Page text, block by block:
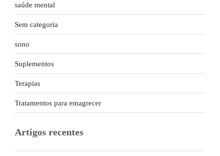
saúde mental
Sem categoria
sono
Suplementos
Terapias
Tratamentos para emagrecer
Artigos recentes